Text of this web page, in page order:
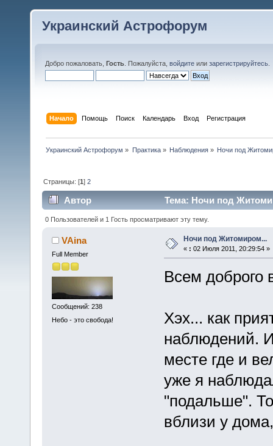
Украинский Астрофорум
Добро пожаловать, Гость . Пожалуйста, войдите или зарегистрируйтесь
Начало Помощь Поиск Календарь Вход Регистрация
Украинский Астрофорум » Практика» Наблюдения» Ночи под
Страницы: [1]2
Автор Тема: Ночи под
0 Пользователей и 1 Гость просматривают эту тему.
VAina
Full Member
Сообщений: 238
Небо - это свобода!
Ночи под Житомиром...
« : 02 Июля 2011, 20:29:54 »
Всем доброго
Хэх... как
наблюдений.
месте где и
уже я
"подальше".
вблизи у